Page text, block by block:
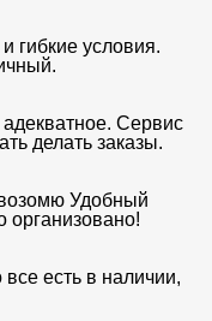
гибкие условия.
Сервис
делать заказы.
Удобный
организовано!
есть в наличии,